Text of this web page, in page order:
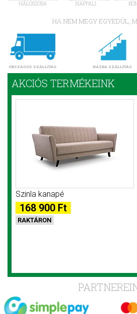
HÁLÓSZOBA NAPPALI
HA NEM MEGY EGYEDÜL,
ORSZÁGOS SZÁLLÍTÁS HÁZBA SZÁLLÍTÁS
AKCIÓS TERMÉKEINK
Szinla kanapé
168 900 Ft
RAKTÁRON